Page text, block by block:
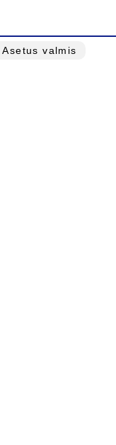
. Asetus valmis